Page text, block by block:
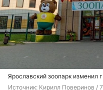
Ярославский зоопарк изменил
Источник: Кирилл Поверинов /